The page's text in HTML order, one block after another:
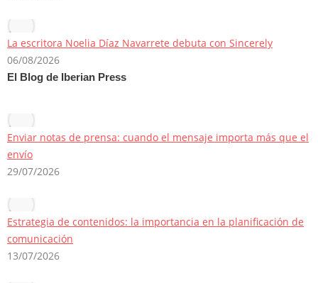
La escritora Noelia Díaz Navarrete debuta con Sincerely
06/08/2026
El Blog de Iberian Press
Enviar notas de prensa: cuando el mensaje importa más que el
envío
29/07/2026
Estrategia de contenidos: la importancia en la planificación de
comunicación
13/07/2026